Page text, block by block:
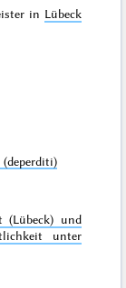
in Lübeck
(Lübeck) und
unter